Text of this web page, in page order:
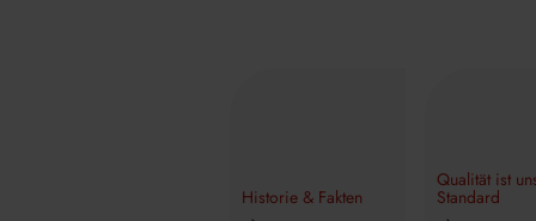
Historie & Fakten
Qualität ist
Standard